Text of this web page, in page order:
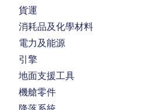
貨運
消耗品及化學材料
電力及能源
引擎
地面支援工具
機艙零件